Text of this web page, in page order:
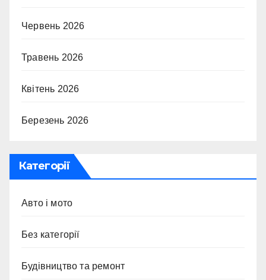
Червень 2026
Травень 2026
Квітень 2026
Березень 2026
Категорії
Авто і мото
Без категорії
Будівництво та ремонт